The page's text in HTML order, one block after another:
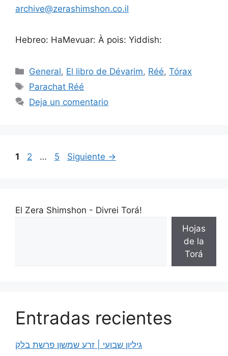
archive@zerashimshon.co.il
Hebreo: HaMevuar: À pois: Yiddish:
General, El libro de Dévarim, Réé,Tórax
Parachat Réé
Deja un comentario
1 2 … 5 Siguiente →
El Zera Shimshon - Divrei Torá!
Hojas
de la
Torá
Entradas recientes
גיליון שבועי | זרע שמשון פרשת בלק